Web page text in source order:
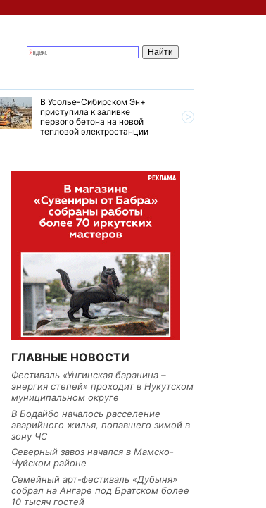
В Усолье-Сибирском Эн+
приступила к заливке
первого бетона на новой
тепловой электростанции
ГЛАВНЫЕ НОВОСТИ
Фестиваль «Унгинская баранина –
энергия степей» проходит в Нукутском
муниципальном округе
В Бодайбо началось расселение
аварийного жилья, попавшего зимой в
зону ЧС
Северный завоз начался в Мамско-
Чуйском районе
Семейный арт-фестиваль «Дубыня»
собрал на Ангаре под Братском более
10 тысяч гостей